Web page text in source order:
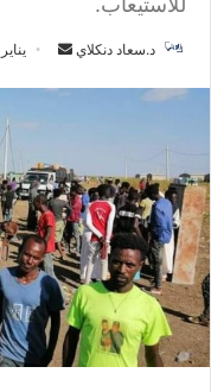
د.سعاد دنكلاي
ب
ر
ي
د
ا
ل
ك
يناير 28, 2022